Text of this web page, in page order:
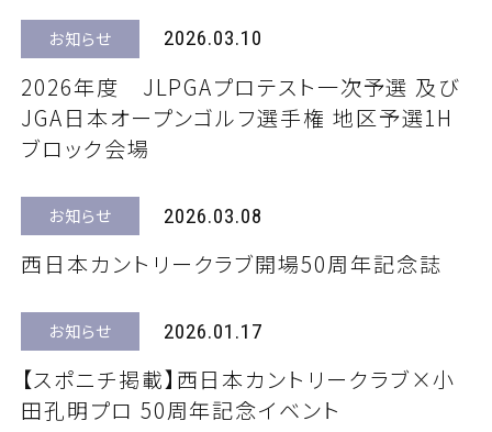
お知らせ 2026.03.10
2026年度 JLPGAプロテスト一次予選 及び
JGA日本オープンゴルフ選手権 地区予選1H
ブロック会場
お知らせ 2026.03.08
西日本カントリークラブ開場50周年記念誌
お知らせ 2026.01.17
【スポニチ掲載】西日本カントリークラブ×小
田孔明プロ 50周年記念イベント